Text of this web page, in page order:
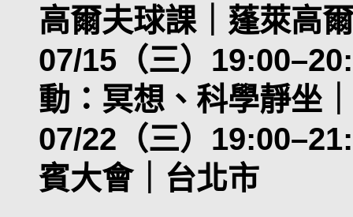
高爾夫球課｜蓬萊高
07/15（三）
動：冥想、科學靜坐
07/22（三）
賓大會｜台北市